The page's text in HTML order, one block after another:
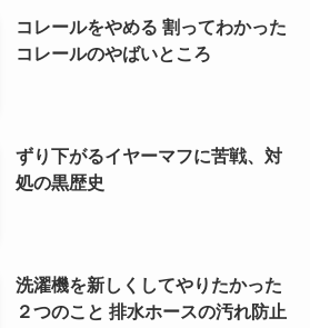
コレールをやめる 割ってわかった
コレールのやばいところ
ずり下がるイヤーマフに苦戦、対
処の黒歴史
洗濯機を新しくしてやりたかった
２つのこと 排水ホースの汚れ防止